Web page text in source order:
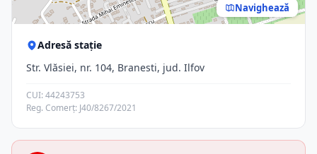
Navighează
Adresă stație
Str. Vlăsiei, nr. 104, Branesti, jud. Ilfov
CUI: 44243753
Reg. Comerț: J40/8267/2021